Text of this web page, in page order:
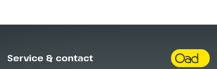
Service & contact